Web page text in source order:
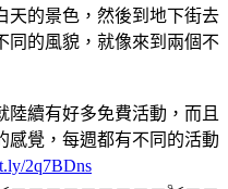
天的景色，然後到地下街去
同的風貌，就像來到兩個不
陸續有好多免費活動，而且
感覺，每週都有不同的活動
2q7BDns